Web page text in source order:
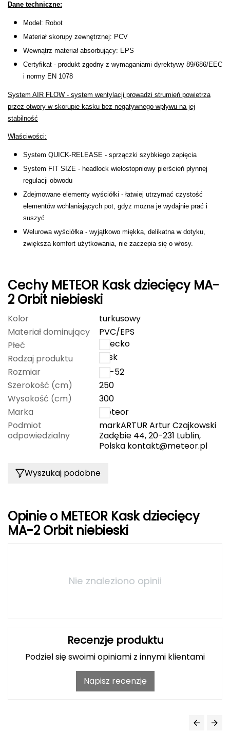
Dolomite
ENERO
ENERO CAMP
ENERO PRO
Elmer by Swany
Extremities
FASHY
G
GSI Outdoors
Gear Aid
Gerber
Giant Dragon
Gilmonte
Grand Trunk
Gregory
Dane techniczne:
Model: Robot
Materiał skorupy zewnętrznej: PCV
Wewnątrz materiał absorbujący: EPS
Certyﬁkat - produkt zgodny z wymaganiami dyrektywy 89/686/EEC
i normy EN 1078
System AIR FLOW - system wentylacji prowadzi strumień powietrza
przez otwory w skorupie kasku bez negatywnego wpływu na jej
stabilność
Właściwości:
System QUICK-RELEASE - sprzączki szybkiego zapięcia
System FIT SIZE - headlock wielostopniowy pierścień płynnej
regulacji obwodu
Zdejmowane elementy wyściółki - łatwiej utrzymać czystość
elementów wchłaniających pot, gdyż można je wydajnie prać i
suszyć
Welurowa wyściółka - wyjątkowo miękka, delikatna w dotyku,
zwiększa komfort użytkowania, nie zaczepia się o włosy.
Cechy METEOR Kask dziecięcy MA-
2 Orbit niebieski
Kolor
turkusowy
Materiał dominujący
PVC/EPS
Płeć
dziecko
Rodzaj produktu
kask
Rozmiar
48-52
Szerokość (cm)
250
Wysokość (cm)
300
Marka
Meteor
Podmiot
odpowiedzialny
markARTUR Artur Czajkowski
Zadębie 44, 20-231 Lublin,
Polska kontakt@meteor.pl
Wyszukaj podobne
Opinie o METEOR Kask dziecięcy
MA-2 Orbit niebieski
Nie znaleziono opinii
Recenzje produktu
Podziel się swoimi opiniami z innymi klientami
Napisz recenzję